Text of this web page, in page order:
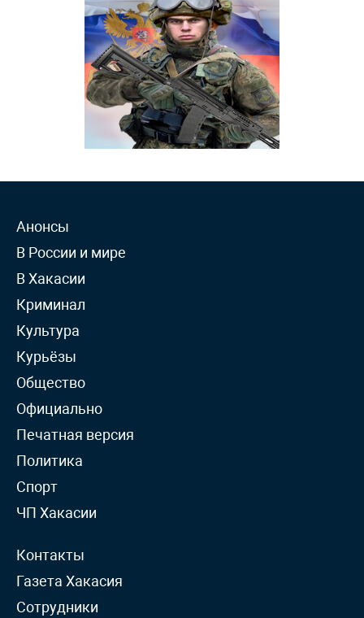
Анонсы
В России и мире
В Хакасии
Криминал
Культура
Курьёзы
Общество
Официально
Печатная версия
Политика
Спорт
ЧП Хакасии
Контакты
Газета Хакасия
Сотрудники